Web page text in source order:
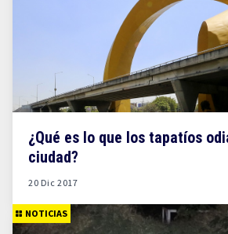
¿Qué es lo que los tapatíos
ciudad?
20 Dic 2017
NOTICIAS